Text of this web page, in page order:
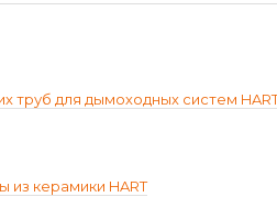
труб для дымоходных систем
керамики HART